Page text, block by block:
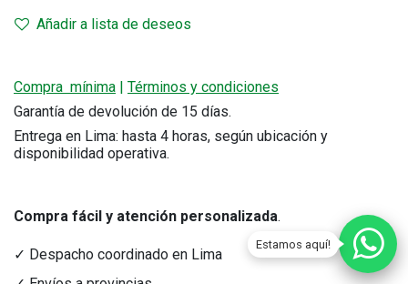
Estamos aquí!
Añadir a lista de deseos
Compra mínima | Términos y condiciones
Garantía de devolución de 15 días.
Entrega en Lima: hasta 4 horas, según ubicación y
disponibilidad operativa.
Compra fácil y atención personalizada.
✓ Despacho coordinado en Lima